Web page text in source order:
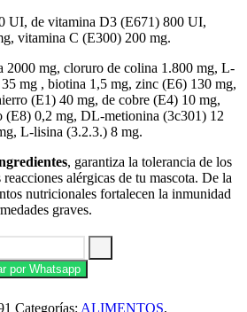
UI, de vitamina D3 (E671) 800 UI,
vitamina C (E300) 200 mg.
2000 mg, cloruro de colina 1.800 mg, L-
mg , biotina 1,5 mg, zinc (E6) 130 mg,
(E1) 40 mg, de cobre (E4) 10 mg,
(E8) 0,2 mg, DL-metionina (3c301) 12
L-lisina (3.2.3.) 8 mg.
, garantiza la tolerancia de los
alérgicas de tu mascota. De la
nutricionales fortalecen la inmunidad
graves.
por Whatsapp
Categorías: ALIMENTOS,